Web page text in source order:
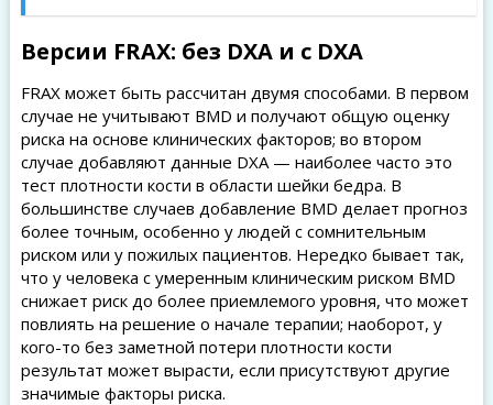
Версии FRAX: без DXA и с DXA
FRAX может быть рассчитан двумя способами. В первом
случае не учитывают BMD и получают общую оценку
риска на основе клинических факторов; во втором
случае добавляют данные DXA — наиболее часто это
тест плотности кости в области шейки бедра. В
большинстве случаев добавление BMD делает прогноз
более точным, особенно у людей с сомнительным
риском или у пожилых пациентов. Нередко бывает так,
что у человека с умеренным клиническим риском BMD
снижает риск до более приемлемого уровня, что может
повлиять на решение о начале терапии; наоборот, у
кого-то без заметной потери плотности кости
результат может вырасти, если присутствуют другие
значимые факторы риска.